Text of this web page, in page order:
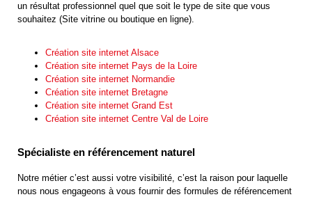
un résultat professionnel quel que soit le type de site que vous
souhaitez (Site vitrine ou boutique en ligne).
Création site internet Alsace
Création site internet Pays de la Loire
Création site internet Normandie
Création site internet Bretagne
Création site internet Grand Est
Création site internet Centre Val de Loire
Spécialiste en référencement naturel
Notre métier c’est aussi votre visibilité, c’est la raison pour laquelle
nous nous engageons à vous fournir des formules de référencement